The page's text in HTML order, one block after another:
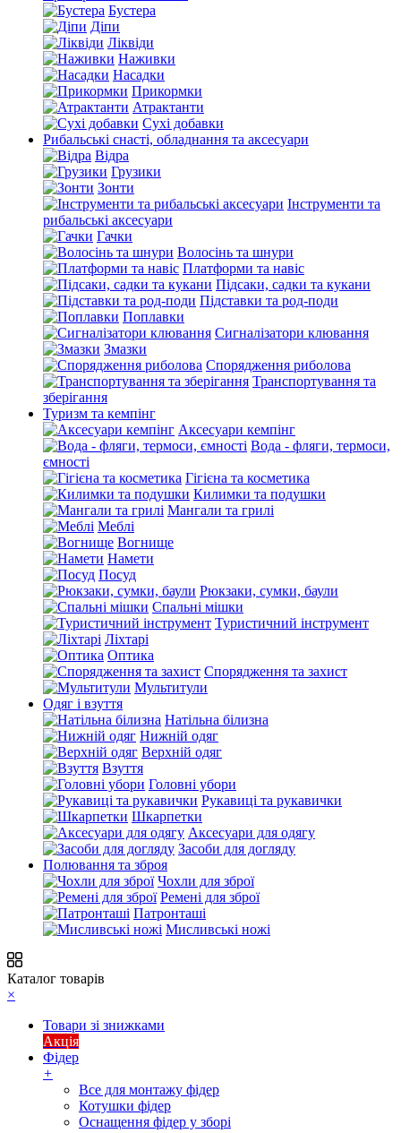
Бустера
Діпи
Ліквіди
Наживки
Насадки
Прикормки
Атрактанти
Сухі добавки
Рибальські снасті, обладнання та аксесуари
Відра
Грузики
Зонти
Інструменти та
рибальські аксесуари
Гачки
Волосінь та шнури
Платформи та навіс
Підсаки, садки та кукани
Підставки та род-поди
Поплавки
Сигналізатори клювання
Змазки
Спорядження риболова
Транспортування та
зберігання
Туризм та кемпінг
Аксесуари кемпінг
Вода - фляги, термоси,
ємності
Гігієна та косметика
Килимки та подушки
Мангали та грилі
Меблі
Вогнище
Намети
Посуд
Рюкзаки, сумки, баули
Спальні мішки
Туристичний інструмент
Ліхтарі
Оптика
Спорядження та захист
Мультитули
Одяг і взуття
Натільна білизна
Нижній одяг
Верхній одяг
Взуття
Головні убори
Рукавиці та рукавички
Шкарпетки
Аксесуари для одягу
Засоби для догляду
Полювання та зброя
Чохли для зброї
Ремені для зброї
Патронташі
Мисливські ножі
Каталог товарів
×
Товари зі знижками
Акція
Фідер
+
Все для монтажу фідер
Котушки фідер
Оснащення фідер у зборі